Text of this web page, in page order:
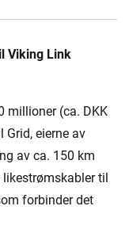
Viking Link
millioner (ca. DKK
eierne av
av ca. 150 km
til
forbinder det